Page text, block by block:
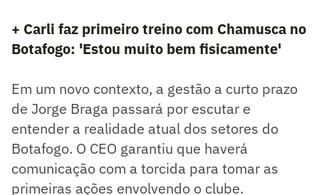
+ Carli faz primeiro treino com Chamusca no
Botafogo: 'Estou muito bem fisicamente'
Em um novo contexto, a gestão a curto prazo
de Jorge Braga passará por escutar e
entender a realidade atual dos setores do
Botafogo. O CEO garantiu que haverá
comunicação com a torcida para tomar as
primeiras ações envolvendo o clube.